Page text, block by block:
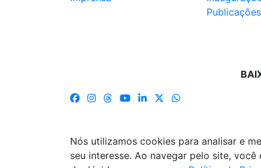
Nós utilizamos cookies para analisar e
seu interesse. Ao navegar pelo site,